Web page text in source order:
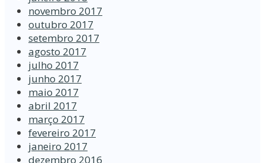
novembro 2017
outubro 2017
setembro 2017
agosto 2017
julho 2017
junho 2017
maio 2017
abril 2017
março 2017
fevereiro 2017
janeiro 2017
dezembro 2016